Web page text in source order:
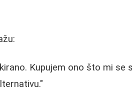
Kupujem ono što mi se